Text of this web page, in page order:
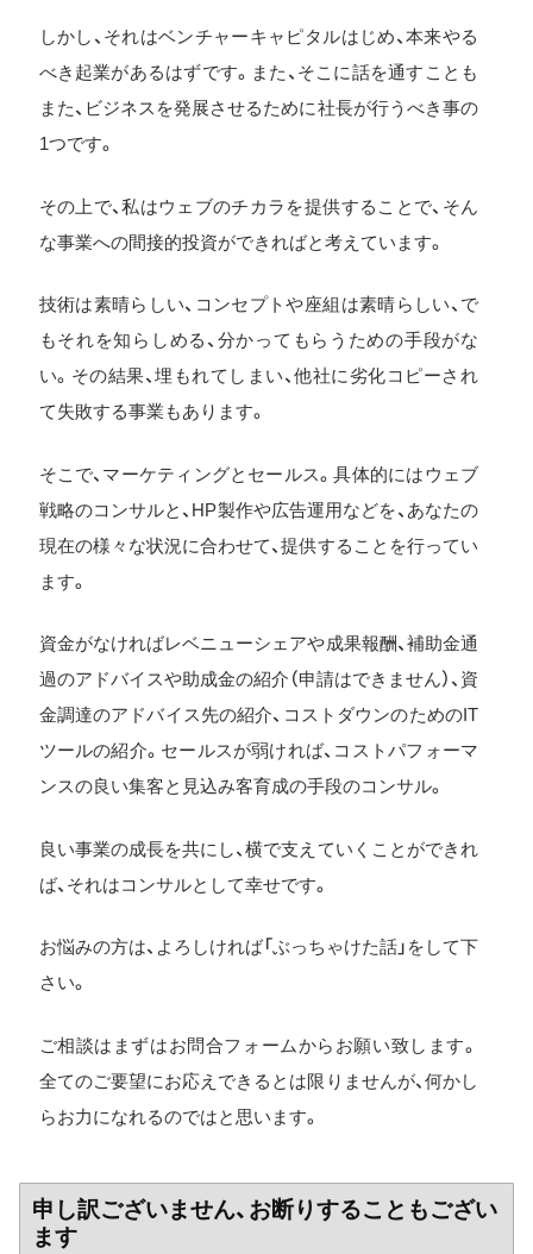
しかし、それはベンチャーキャピタルはじめ、本来やる
べき起業があるはずです。また、そこに話を通すことも
また、ビジネスを発展させるために社長が行うべき事の
1つです。
その上で、私はウェブのチカラを提供することで、そん
な事業への間接的投資ができればと考えています。
技術は素晴らしい、コンセプトや座組は素晴らしい、で
もそれを知らしめる、分かってもらうための手段がな
い。その結果、埋もれてしまい、他社に劣化コピーされ
て失敗する事業もあります。
そこで、マーケティングとセールス。具体的にはウェブ
戦略のコンサルと、HP製作や広告運用などを、あなたの
現在の様々な状況に合わせて、提供することを行ってい
ます。
資金がなければレベニューシェアや成果報酬、補助金通
過のアドバイスや助成金の紹介（申請はできません）、資
金調達のアドバイス先の紹介、コストダウンのためのIT
ツールの紹介。セールスが弱ければ、コストパフォーマ
ンスの良い集客と見込み客育成の手段のコンサル。
良い事業の成長を共にし、横で支えていくことができれ
ば、それはコンサルとして幸せです。
お悩みの方は、よろしければ「ぶっちゃけた話」をして下
さい。
ご相談はまずはお問合フォームからお願い致します。
全てのご要望にお応えできるとは限りませんが、何かし
らお力になれるのではと思います。
申し訳ございません、お断りすることもござい
ます